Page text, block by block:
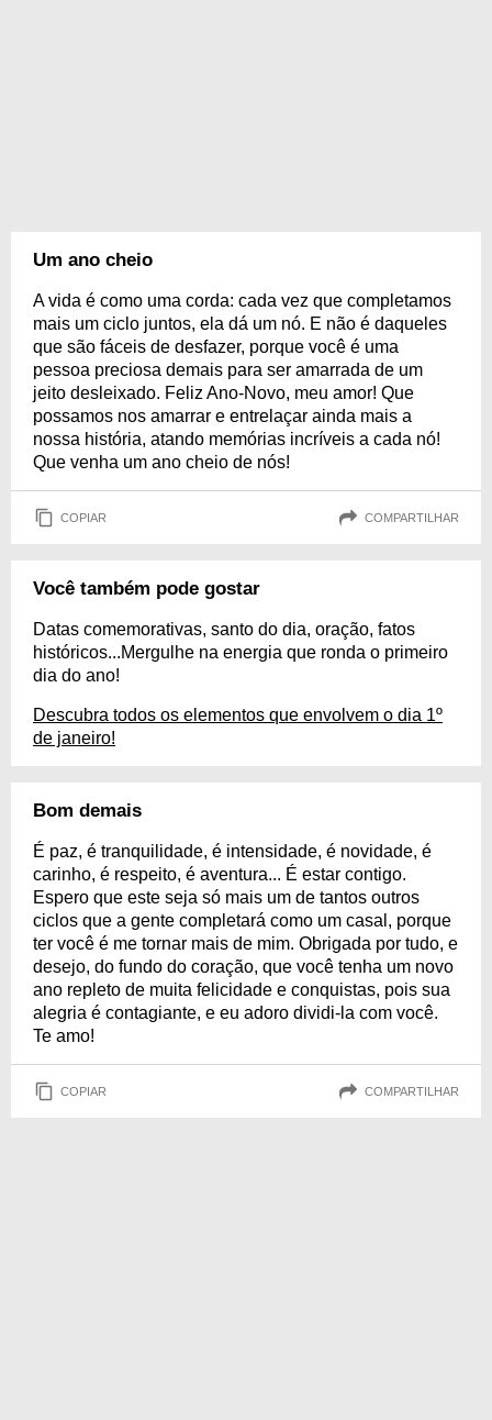
Um ano cheio
A vida é como uma corda: cada vez que completamos
mais um ciclo juntos, ela dá um nó. E não é daqueles
que são fáceis de desfazer, porque você é uma
pessoa preciosa demais para ser amarrada de um
jeito desleixado. Feliz Ano-Novo, meu amor! Que
possamos nos amarrar e entrelaçar ainda mais a
nossa história, atando memórias incríveis a cada nó!
Que venha um ano cheio de nós!
COPIAR COMPARTILHAR
Você também pode gostar
Datas comemorativas, santo do dia, oração, fatos
históricos...Mergulhe na energia que ronda o primeiro
dia do ano!
Descubra todos os elementos que envolvem o dia 1º
de janeiro!
Bom demais
É paz, é tranquilidade, é intensidade, é novidade, é
carinho, é respeito, é aventura... É estar contigo.
Espero que este seja só mais um de tantos outros
ciclos que a gente completará como um casal, porque
ter você é me tornar mais de mim. Obrigada por tudo, e
desejo, do fundo do coração, que você tenha um novo
ano repleto de muita felicidade e conquistas, pois sua
alegria é contagiante, e eu adoro dividi-la com você.
Te amo!
COPIAR COMPARTILHAR